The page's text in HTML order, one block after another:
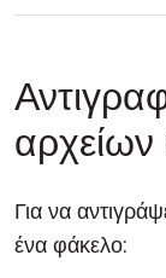
Για να
ένα φάκελο: